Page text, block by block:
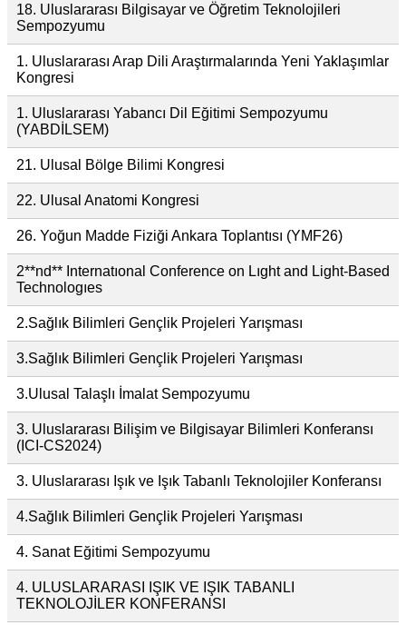
18. Uluslararası Bilgisayar ve Öğretim Teknolojileri
Sempozyumu
1. Uluslararası Arap Dili Araştırmalarında Yeni Yaklaşımlar
Kongresi
1. Uluslararası Yabancı Dil Eğitimi Sempozyumu
(YABDİLSEM)
21. Ulusal Bölge Bilimi Kongresi
22. Ulusal Anatomi Kongresi
26. Yoğun Madde Fiziği Ankara Toplantısı (YMF26)
2**nd** Internatıonal Conference on Lıght and Light-Based
Technologıes
2.Sağlık Bilimleri Gençlik Projeleri Yarışması
3.Sağlık Bilimleri Gençlik Projeleri Yarışması
3.Ulusal Talaşlı İmalat Sempozyumu
3. Uluslararası Bilişim ve Bilgisayar Bilimleri Konferansı
(ICI-CS2024)
3. Uluslararası Işık ve Işık Tabanlı Teknolojiler Konferansı
4.Sağlık Bilimleri Gençlik Projeleri Yarışması
4. Sanat Eğitimi Sempozyumu
4. ULUSLARARASI IŞIK VE IŞIK TABANLI
TEKNOLOJİLER KONFERANSI